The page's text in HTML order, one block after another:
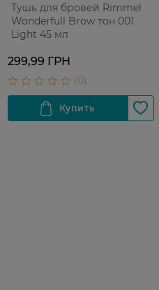
Тушь для бровей Rimmel
Wonderfull Brow тон 001
Light 45 мл
299,99 ГРН